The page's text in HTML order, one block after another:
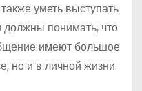
уметь выступать
понимать, что
имеют большое
но и в личной жизни.